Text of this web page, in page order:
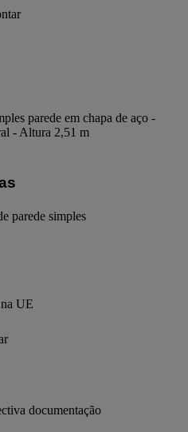
parede em chapa de aço -
- Altura 2,51 m
parede simples
UE
documentação